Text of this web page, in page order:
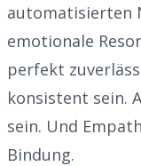
automatisierten
emotionale
perfekt
konsistent sein.
sein. Und
Bindung.